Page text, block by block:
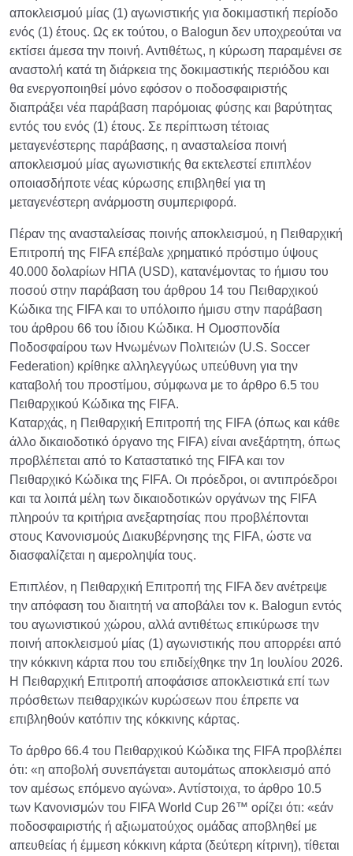
αποκλεισμού μίας (1) αγωνιστικής για δοκιμαστική περίοδο
ενός (1) έτους. Ως εκ τούτου, ο Balogun δεν υποχρεούται να
εκτίσει άμεσα την ποινή. Αντιθέτως, η κύρωση παραμένει σε
αναστολή κατά τη διάρκεια της δοκιμαστικής περιόδου και
θα ενεργοποιηθεί μόνο εφόσον ο ποδοσφαιριστής
διαπράξει νέα παράβαση παρόμοιας φύσης και βαρύτητας
εντός του ενός (1) έτους. Σε περίπτωση τέτοιας
μεταγενέστερης παράβασης, η ανασταλείσα ποινή
αποκλεισμού μίας αγωνιστικής θα εκτελεστεί επιπλέον
οποιασδήποτε νέας κύρωσης επιβληθεί για τη
μεταγενέστερη ανάρμοστη συμπεριφορά.
Πέραν της ανασταλείσας ποινής αποκλεισμού, η Πειθαρχική
Επιτροπή της FIFA επέβαλε χρηματικό πρόστιμο ύψους
40.000 δολαρίων ΗΠΑ (USD), κατανέμοντας το ήμισυ του
ποσού στην παράβαση του άρθρου 14 του Πειθαρχικού
Κώδικα της FIFA και το υπόλοιπο ήμισυ στην παράβαση
του άρθρου 66 του ίδιου Κώδικα. Η Ομοσπονδία
Ποδοσφαίρου των Ηνωμένων Πολιτειών (U.S. Soccer
Federation) κρίθηκε αλληλεγγύως υπεύθυνη για την
καταβολή του προστίμου, σύμφωνα με το άρθρο 6.5 του
Πειθαρχικού Κώδικα της FIFA.
Καταρχάς, η Πειθαρχική Επιτροπή της FIFA (όπως και κάθε
άλλο δικαιοδοτικό όργανο της FIFA) είναι ανεξάρτητη, όπως
προβλέπεται από το Καταστατικό της FIFA και τον
Πειθαρχικό Κώδικα της FIFA. Οι πρόεδροι, οι αντιπρόεδροι
και τα λοιπά μέλη των δικαιοδοτικών οργάνων της FIFA
πληρούν τα κριτήρια ανεξαρτησίας που προβλέπονται
στους Κανονισμούς Διακυβέρνησης της FIFA, ώστε να
διασφαλίζεται η αμεροληψία τους.
Επιπλέον, η Πειθαρχική Επιτροπή της FIFA δεν ανέτρεψε
την απόφαση του διαιτητή να αποβάλει τον κ. Balogun εντός
του αγωνιστικού χώρου, αλλά αντιθέτως επικύρωσε την
ποινή αποκλεισμού μίας (1) αγωνιστικής που απορρέει από
την κόκκινη κάρτα που του επιδείχθηκε την 1η Ιουλίου 2026.
Η Πειθαρχική Επιτροπή αποφάσισε αποκλειστικά επί των
πρόσθετων πειθαρχικών κυρώσεων που έπρεπε να
επιβληθούν κατόπιν της κόκκινης κάρτας.
Το άρθρο 66.4 του Πειθαρχικού Κώδικα της FIFA προβλέπει
ότι: «η αποβολή συνεπάγεται αυτομάτως αποκλεισμό από
τον αμέσως επόμενο αγώνα». Αντίστοιχα, το άρθρο 10.5
των Κανονισμών του FIFA World Cup 26™ ορίζει ότι: «εάν
ποδοσφαιριστής ή αξιωματούχος ομάδας αποβληθεί με
απευθείας ή έμμεση κόκκινη κάρτα (δεύτερη κίτρινη), τίθεται